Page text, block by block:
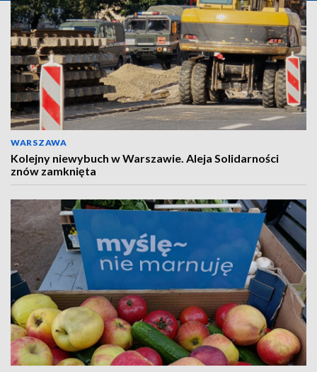
WARSZAWA
Kolejny niewybuch w Warszawie. Aleja Solidarności
znów zamknięta